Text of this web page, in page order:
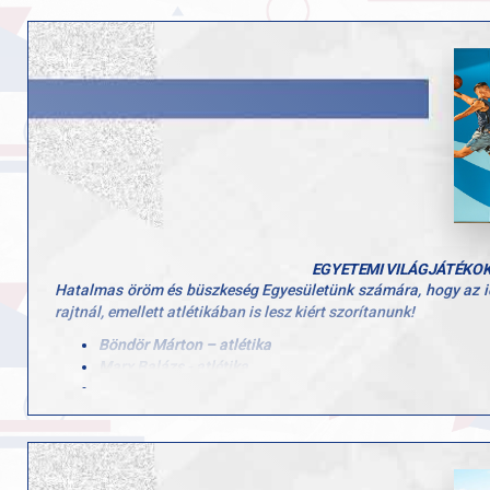
Poznańban, a 2025-ös U23-as világbajnokságon Angyal
így összesítésben a 14. helyen zártak.
Edzők: Molnár Dezső (válogatott), Dr. Alföldi Zoltán (a GYAC
Szívből gratulálunk minden versenyzőnek és edzőnek!
EGYETEMI
Hatalmas öröm és büszkeség Egyesületünk számára, hogy
rajtnál, emellett atlétikában is lesz kiért szorítanunk!
Böndör Márton – atlétika
Csizmadia Ádám – evezés
Gasztonyi Péter – evezés